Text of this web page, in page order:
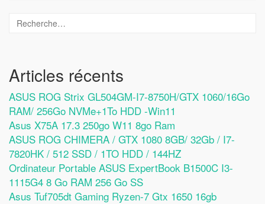
Articles récents
ASUS ROG Strix GL504GM-I7-8750H/GTX 1060/16Go
RAM/ 256Go NVMe+1To HDD -Win11
Asus X75A 17.3 250go W11 8go Ram
ASUS ROG CHIMERA / GTX 1080 8GB/ 32Gb / I7-
7820HK / 512 SSD / 1TO HDD / 144HZ
Ordinateur Portable ASUS ExpertBook B1500C I3-
1115G4 8 Go RAM 256 Go SS
Asus Tuf705dt Gaming Ryzen-7 Gtx 1650 16gb